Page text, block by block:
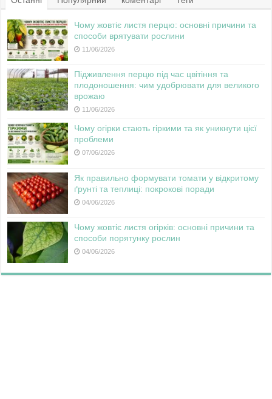
Чому жовтіє листя перцю: основні причини та
способи врятувати рослини
11/06/2026
Підживлення перцю під час цвітіння та
плодоношення: чим удобрювати для великого
врожаю
11/06/2026
Чому огірки стають гіркими та як уникнути цієї
проблеми
07/06/2026
Як правильно формувати томати у відкритому
ґрунті та теплиці: покрокові поради
04/06/2026
Чому жовтіє листя огірків: основні причини та
способи порятунку рослин
04/06/2026